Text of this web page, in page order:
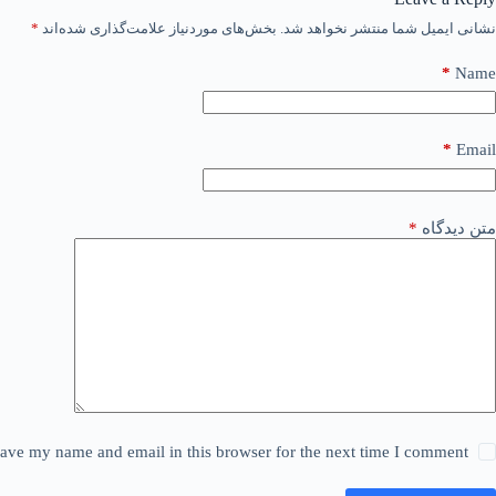
نشانی ایمیل شما منتشر نخواهد شد. بخش‌های موردنیاز علامت‌گذاری شده‌اند *
Name
*
Email
*
متن دیدگاه *
my name and email in this browser for the next time I comment.